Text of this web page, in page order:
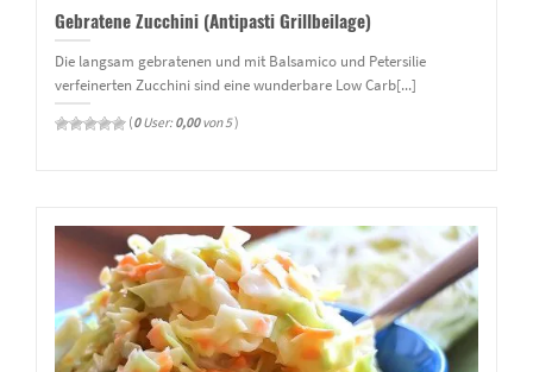
Gebratene Zucchini (Antipasti Grillbeilage)
Die langsam gebratenen und mit Balsamico und Petersilie
verfeinerten Zucchini sind eine wunderbare Low Carb[...]
(0User: 0,00von 5)